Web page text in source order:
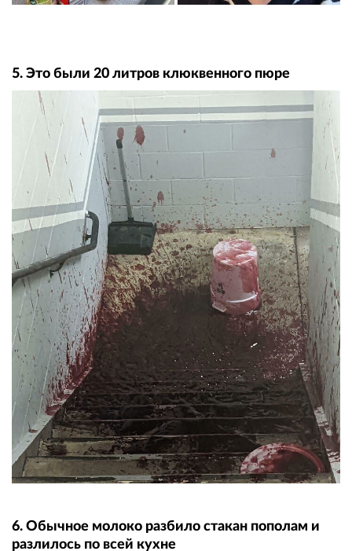
5. Это были 20 литров клюквенного пюре
6. Обычное молоко разбило стакан пополам и
разлилось по всей кухне